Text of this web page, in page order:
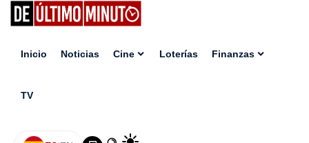
Inicio Noticias Cine Loterías Finanzas
TV